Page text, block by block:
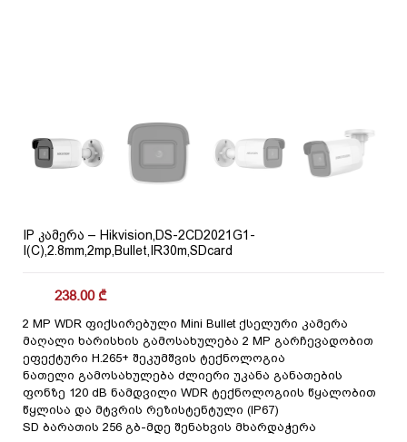
IP კამერა – Hikvision,DS-2CD2021G1-
I(C),2.8mm,2mp,Bullet,IR30m,SDcard
238.00₾
2 MP WDR ფიქსირებული Mini Bullet ქსელური კამერა
მაღალი ხარისხის გამოსახულება 2 MP გარჩევადობით
ეფექტური H.265+ შეკუმშვის ტექნოლოგია
ნათელი გამოსახულება ძლიერი უკანა განათების
ფონზე 120 dB ნამდვილი WDR ტექნოლოგიის წყალობით
წყლისა და მტვრის რეზისტენტული (IP67)
SD ბარათის 256 გბ-მდე შენახვის მხარდაჭერა